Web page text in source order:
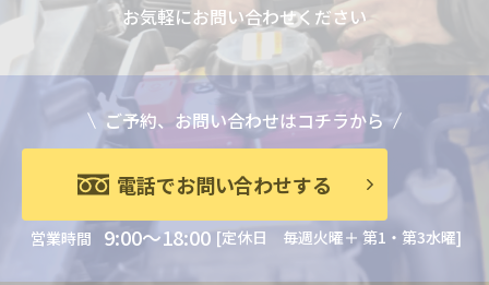
お気軽にお問い合わせください
ご予約、お問い合わせはコチラから
電話でお問い合わせする
営業時間 9:00～18:00 [定休日 毎週火曜＋ 第1・第3水曜]